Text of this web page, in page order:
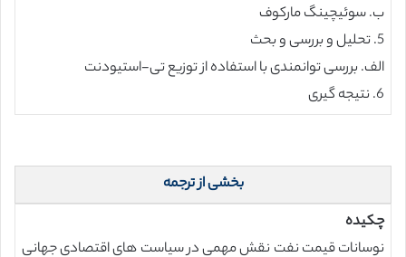
ب. سوئیچینگ مارکوف
5. تحلیل و بررسی و بحث
الف. بررسی توانمندی با استفاده از توزیع تی-استیودنت
6. نتیجه گیری
بخشی از ترجمه
چکیده
نوسانات قیمت نفت نقش مهمی در سیاست های اقتصادی جهانی